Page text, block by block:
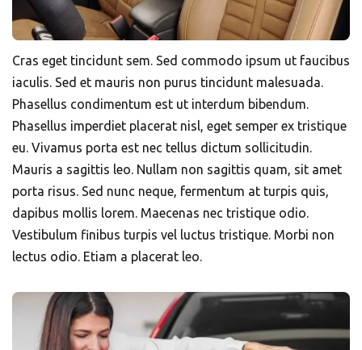
Cras eget tincidunt sem. Sed commodo ipsum ut faucibus
iaculis. Sed et mauris non purus tincidunt malesuada.
Phasellus condimentum est ut interdum bibendum.
Phasellus imperdiet placerat nisl, eget semper ex tristique
eu. Vivamus porta est nec tellus dictum sollicitudin.
Mauris a sagittis leo. Nullam non sagittis quam, sit amet
porta risus. Sed nunc neque, fermentum at turpis quis,
dapibus mollis lorem. Maecenas nec tristique odio.
Vestibulum finibus turpis vel luctus tristique. Morbi non
lectus odio. Etiam a placerat leo.